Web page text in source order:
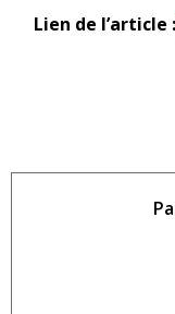
Lien de l’article :